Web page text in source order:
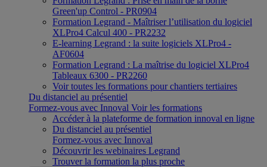
Green'up Control - PR0904
Formation Legrand - Maîtriser l’utilisation du logiciel
XLPro4 Calcul 400 - PR2232
E-learning Legrand : la suite logiciels XLPro4 -
AF0604
Formation Legrand : La maîtrise du logiciel XLPro4
Tableaux 6300 - PR2260
Voir toutes les formations pour chantiers tertiaires
Du distanciel au présentiel
Formez-vous avec Innoval Voir les formations
Accéder à la plateforme de formation innoval en ligne
Du distanciel au présentiel
Formez-vous avec Innoval
Découvrir les webinaires Legrand
Trouver la formation la plus proche